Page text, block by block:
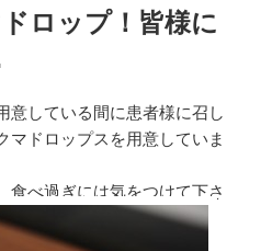
ロップ！皆様に
意している間に患者様に召し
マドロップスを用意していま
食べ過ぎには気をつけて下さ